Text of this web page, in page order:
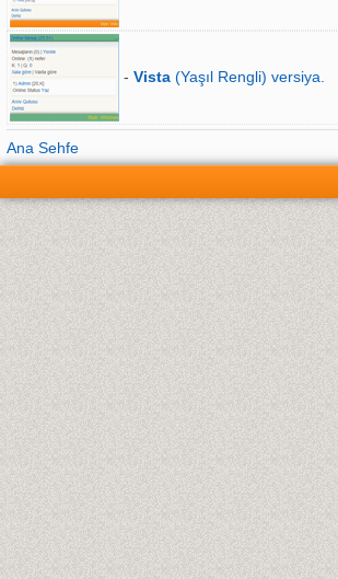
- Vista (Yaşıl Rengli) versiya.
Ana Sehfe